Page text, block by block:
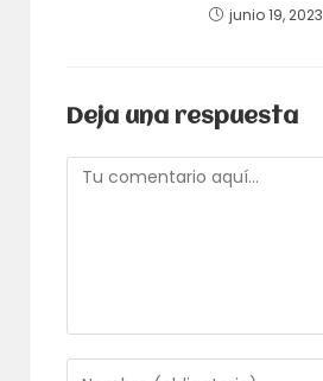
junio 19, 2023
Deja una respuesta
Comentario